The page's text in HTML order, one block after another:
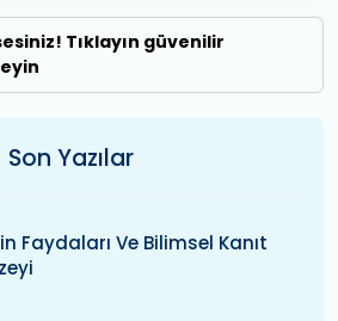
Tıklayın güvenilir
Son Yazılar
Faydaları Ve Bilimsel Kanıt